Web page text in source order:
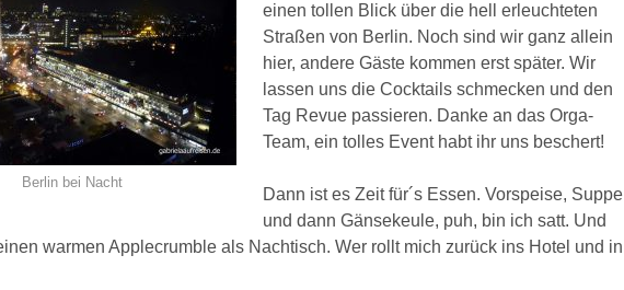
Berlin bei Nacht
einen tollen Blick über die hell erleuchteten
Straßen von Berlin. Noch sind wir ganz allein
hier, andere Gäste kommen erst später. Wir
lassen uns die Cocktails schmecken und den
Tag Revue passieren. Danke an das Orga-
Team, ein tolles Event habt ihr uns beschert!
Dann ist es Zeit für´s Essen. Vorspeise, Suppe
und dann Gänsekeule, puh, bin ich satt. Und
warmen Applecrumble als Nachtisch. Wer rollt mich zurück ins Hotel und in